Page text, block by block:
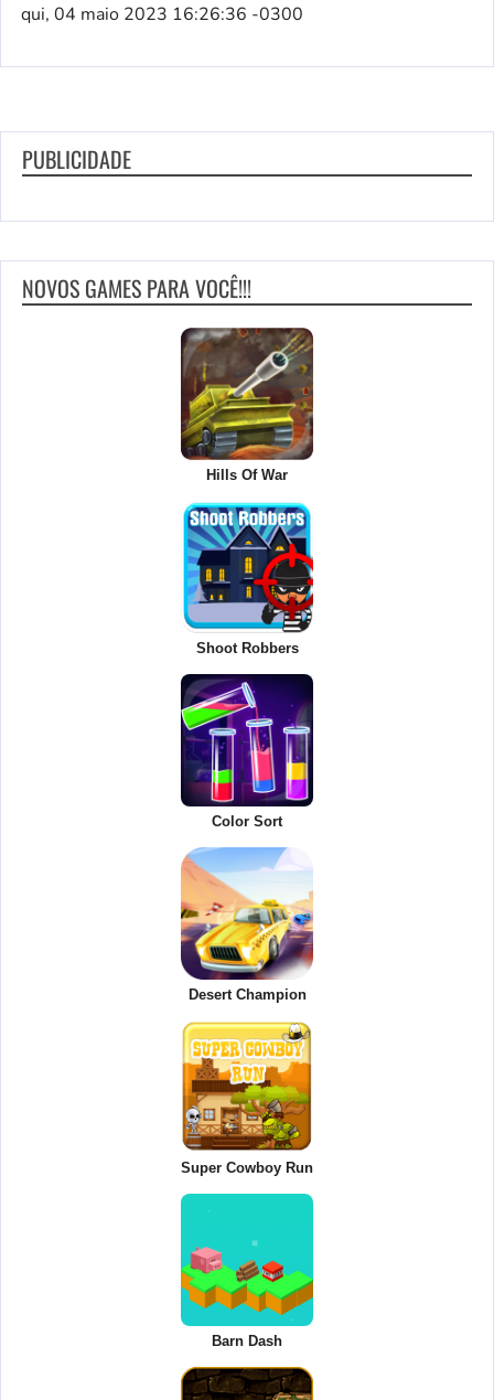
qui, 04 maio 2023 16:26:36 -0300
PUBLICIDADE
NOVOS GAMES PARA VOCÊ!!!
Hills Of War
Shoot Robbers
Color Sort
Desert Champion
Super Cowboy Run
Barn Dash